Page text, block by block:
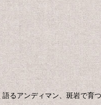
るアンディマン、斑岩で育